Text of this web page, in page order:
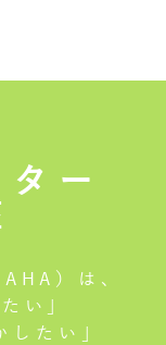
ー
）は、
い」
したい」